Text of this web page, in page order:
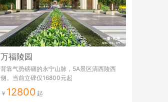
万福陵园
背靠气势磅礴的永宁山脉，5A景区清西陵西
侧。当前立碑仅16800元起
12800